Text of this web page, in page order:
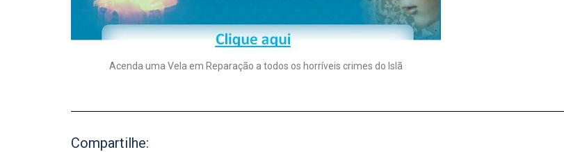
Acenda uma Vela em Reparação a todos os horríveis crimes do Islã
Compartilhe: